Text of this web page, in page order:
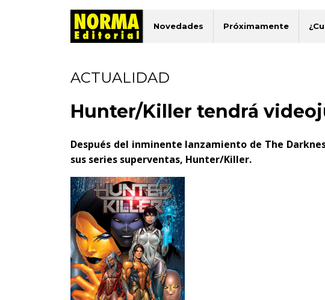
Novedades Próximamente
ACTUALIDAD
Hunter/Killer tendrá
Después del inminente lanzamiento de The
sus series superventas, Hunter/Killer.